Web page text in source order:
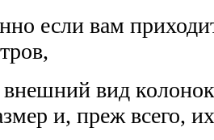
если вам
вид
и, преж всего,